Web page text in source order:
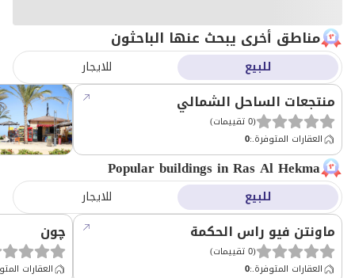
مناطق أخرى يبحث عنها الباحثون
للبيع للايجار
منتجعات الساحل الشمالي
(
0تقييمات)
العقارات المتوفرة.:
0
Popular buildings in Ras Al Hekma
للبيع للايجار
ماونتن فيو راس الحكمة
(
0تقييمات)
العقارات المتوفرة.:
0
چون
العقارات